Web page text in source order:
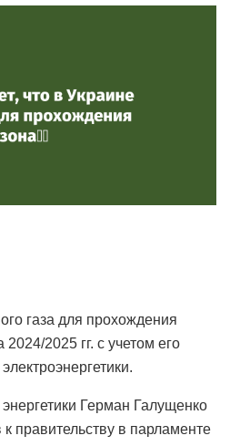
газа для прохождения
2025 гг. с учетом его
Герман Галущенко
правительству в парламенте